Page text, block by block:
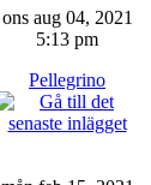
ons aug 04, 2021
5:13 pm
Pellegrino